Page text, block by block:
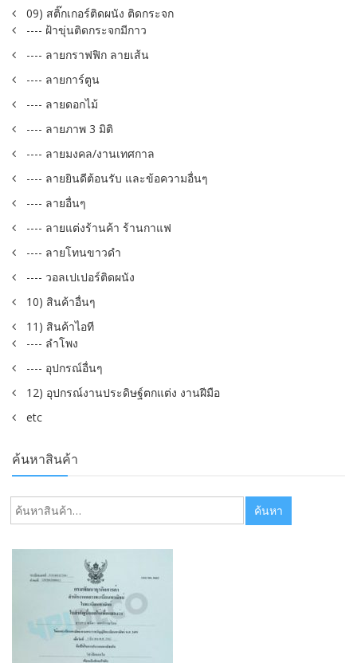
09) สติ๊กเกอร์ติดผนัง ติดกระจก
---- ฝ้าขุ่นติดกระจกมีกาว
---- ลายกราฟฟิก ลายเส้น
---- ลายการ์ตูน
---- ลายดอกไม้
---- ลายภาพ 3 มิติ
---- ลายมงคล/งานเทศกาล
---- ลายยินดีต้อนรับ และข้อความอื่นๆ
---- ลายอื่นๆ
---- ลายแต่งร้านค้า ร้านกาแฟ
---- ลายโทนขาวดำ
---- วอลเปเปอร์ติดผนัง
10) สินค้าอื่นๆ
11) สินค้าไอที
---- ลำโพง
---- อุปกรณ์อื่นๆ
12) อุปกรณ์งานประดิษฐ์ตกแต่ง งานฝีมือ
etc
ค้นหาสินค้า
ค้นหา: ค้นหา